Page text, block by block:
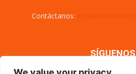
Contáctanos:
SÍGUENOS